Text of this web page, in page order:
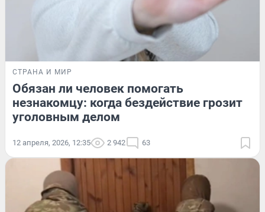
СТРАНА И МИР
Обязан ли человек помогать
незнакомцу: когда бездействие грозит
уголовным делом
12 апреля, 2026, 12:35 2 942 63